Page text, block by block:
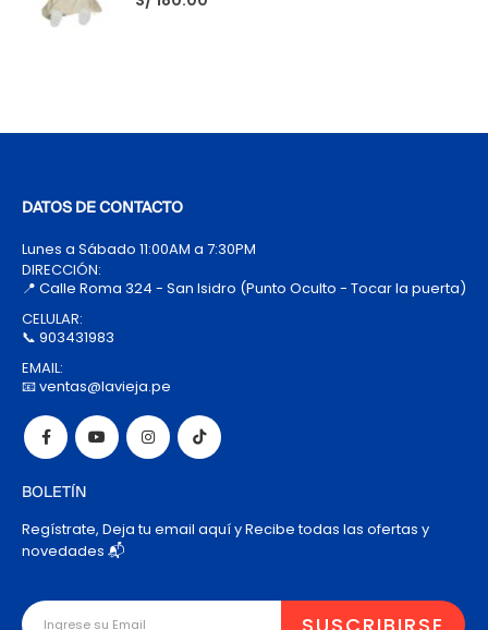
DATOS DE CONTACTO
Lunes a Sábado 11:00AM a 7:30PM
DIRECCIÓN:
📍 Calle Roma 324 - San Isidro (Punto Oculto - Tocar la puerta)
CELULAR:
📞 903431983
EMAIL:
📧 ventas@lavieja.pe
BOLETÍN
Regístrate, Deja tu email aquí y Recibe todas las ofertas y
novedades 📬